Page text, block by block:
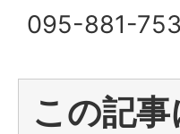
095-881-
この記